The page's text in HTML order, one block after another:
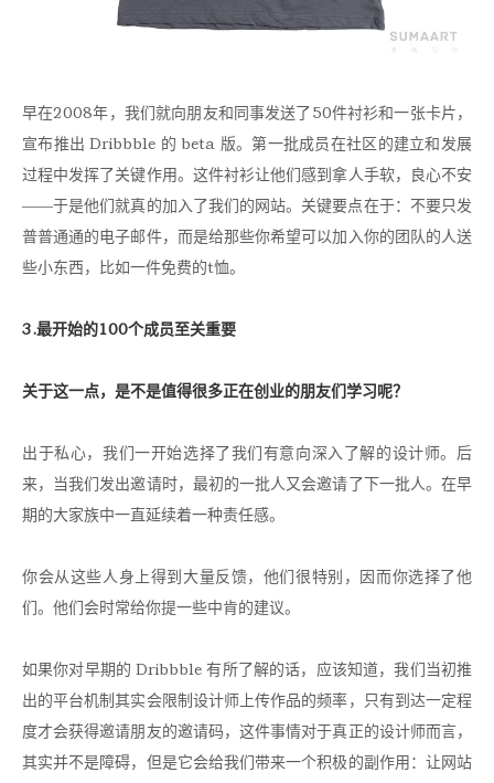
早在2008年，我们就向朋友和同事发送了50件衬衫和一张卡片，
宣布推出 Dribbble 的 beta 版。第一批成员在社区的建立和发展
过程中发挥了关键作用。这件衬衫让他们感到拿人手软，良心不安
——于是他们就真的加入了我们的网站。关键要点在于：不要只发
普普通通的电子邮件，而是给那些你希望可以加入你的团队的人送
些小东西，比如一件免费的t恤。
3.最开始的100个成员至关重要
关于这一点，是不是值得很多正在创业的朋友们学习呢？
出于私心，我们一开始选择了我们有意向深入了解的设计师。后
来，当我们发出邀请时，最初的一批人又会邀请了下一批人。在早
期的大家族中一直延续着一种责任感。
你会从这些人身上得到大量反馈，他们很特别，因而你选择了他
们。他们会时常给你提一些中肯的建议。
如果你对早期的 Dribbble 有所了解的话，应该知道，我们当初推
出的平台机制其实会限制设计师上传作品的频率，只有到达一定程
度才会获得邀请朋友的邀请码，这件事情对于真正的设计师而言，
其实并不是障碍，但是它会给我们带来一个积极的副作用：让网站